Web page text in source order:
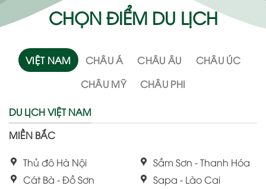
CHỌN ĐIỂM DU LỊCH
VIỆT NAM CHÂU Á CHÂU ÂU
CHÂU ÚC
CHÂU MỸ
CHÂU PHI
DU LỊCH VIỆT NAM
MIỀN BẮC
Thủ đô Hà Nội
Cát Bà - Đồ Sơn
Sầm Sơn - Thanh Hóa
Sapa - Lào Cai